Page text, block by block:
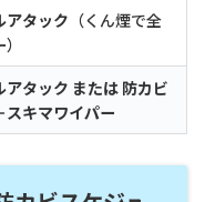
アタック （くん煙で全
アタック または 防カビ
スキマワイパー